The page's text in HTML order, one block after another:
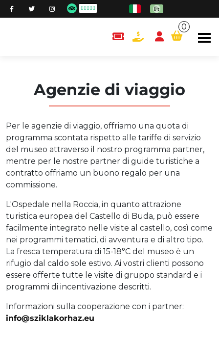
content.cart
0
Agenzie di viaggio
Per le agenzie di viaggio, offriamo una quota di
programma scontata rispetto alle tariffe di servizio
del museo attraverso il nostro programma partner,
mentre per le nostre partner di guide turistiche a
contratto offriamo un buono regalo per una
commissione.
L'Ospedale nella Roccia, in quanto attrazione
turistica europea del Castello di Buda, può essere
facilmente integrato nelle visite al castello, così come
nei programmi tematici, di avventura e di altro tipo.
La fresca temperatura di 15-18°C del museo è un
rifugio dal caldo sole estivo. Ai vostri clienti possono
essere offerte tutte le visite di gruppo standard e i
programmi di incentivazione descritti.
Informazioni sulla cooperazione con i partner:
info@sziklakorhaz.eu